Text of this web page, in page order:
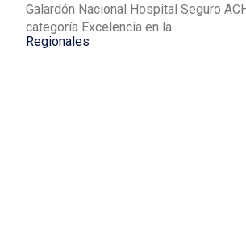
Galardón Nacional Hospital Seguro
categoría Excelencia en la...
Regionales